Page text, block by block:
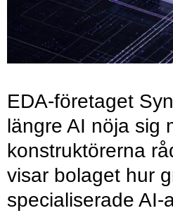
EDA-företaget
längre AI nöja sig
konstruktörerna
visar bolaget hur
specialiserade AI-